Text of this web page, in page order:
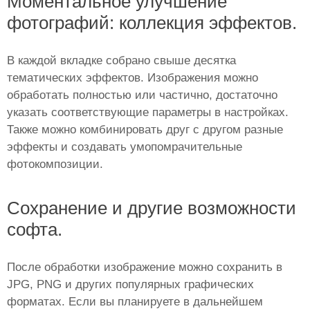
фотографий: коллекция эффектов.
В каждой вкладке собрано свыше десятка
тематических эффектов. Изображения можно
обработать полностью или частично, достаточно
указать соответствующие параметры в настройках.
Также можно комбинировать друг с другом разные
эффекты и создавать умопомрачительные
фотокомпозиции.
Сохранение и другие возможности
софта.
После обработки изображение можно сохранить в
JPG, PNG и других популярных графических
форматах. Если вы планируете в дальнейшем